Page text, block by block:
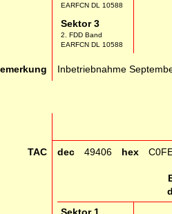
EARFCN DL 10588
Sektor 3
2. FDD Band
EARFCN DL 10588
Inbetriebnahme
TAC dec 49406 hex